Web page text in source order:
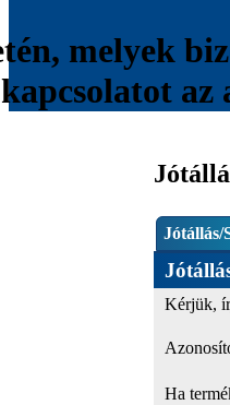
melyek
az
Jótállás/
Kérjük,
Ha